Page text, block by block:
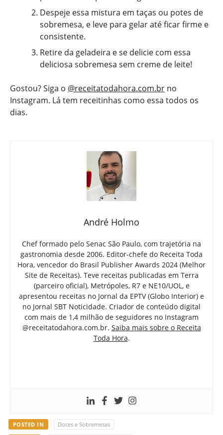
Despeje essa mistura em taças ou potes de
sobremesa, e leve para gelar até ficar firme e
consistente.
Retire da geladeira e se delicie com essa
deliciosa sobremesa sem creme de leite!
Gostou? Siga o @receitatodahora.com.br no
Instagram. Lá tem receitinhas como essa todos os
dias.
André Holmo
Chef formado pelo Senac São Paulo, com trajetória na
gastronomia desde 2006. Editor-chefe do Receita Toda
Hora, vencedor do Brasil Publisher Awards 2024 (Melhor
Site de Receitas). Teve receitas publicadas em Terra
(parceiro oficial), Metrópoles, R7 e NE10/UOL, e
apresentou receitas no Jornal da EPTV (Globo Interior) e
no Jornal SBT Noticidade. Criador de conteúdo digital
com mais de 1,4 milhão de seguidores no Instagram
@receitatodahora.com.br. Saiba mais sobre o Receita
Toda Hora.
POSTED IN Doces e Sobremesas